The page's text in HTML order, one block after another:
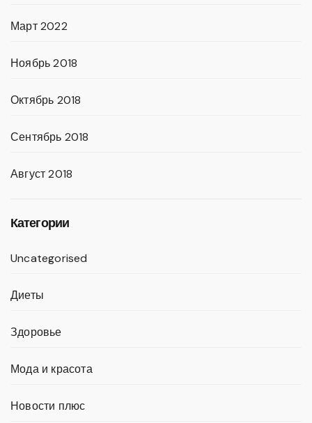
Март 2022
Ноябрь 2018
Октябрь 2018
Сентябрь 2018
Август 2018
Категории
Uncategorised
Диеты
Здоровье
Мода и красота
Новости плюс